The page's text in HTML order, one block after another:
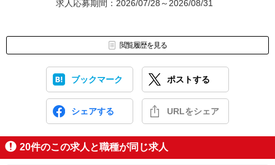
求人応募期間：2026/07/28～2026/08/31
閲覧履歴を見る
ブックマーク ポストする
シェアする URLをシェア
20件のこの求人と職種が同じ求人